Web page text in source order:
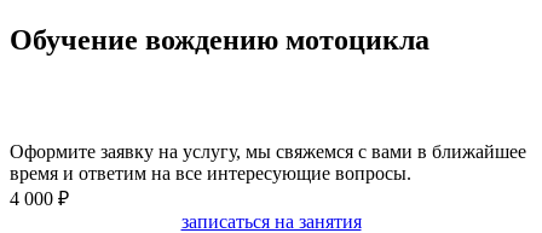
Обучение вождению мотоцикла
Оформите заявку на услугу, мы свяжемся с вами в ближайшее
время и ответим на все интересующие вопросы.
4 000 ₽
записаться на занятия